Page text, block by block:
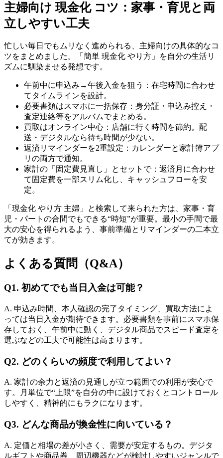
主婦向け 現金化 コツ：家事・育児と両
立しやすい工夫
忙しい毎日でもムリなく進められる、主婦向けの具体的なコ
ツをまとめました。「簡単 現金化 やり方」を自分の生活リ
ズムに馴染ませる発想です。
午前中に申込み→午後入金を狙う：在宅時間に合わせ
てタイムラインを設計。
必要書類はスマホに一括保存：身分証・申込み控え・
査定連絡等をアルバムでまとめる。
買取はオンライン中心：店舗に行く時間を節約。配
送・デジタルなら待ち時間が少ない。
返済リマインダーを2重設定：カレンダーと家計簿アプ
リの両方で通知。
家計の「固定費見直し」とセットで：返済月に合わせ
て固定費を一部スリム化し、キャッシュフローを安
定。
「現金化 やり方 主婦」と検索して来られた方は、家事・育
児・パートの合間でもできる“時短”が重要。最小の手間で最
大の安心を得られるよう、事前準備とリマインダーの二本立
てが効きます。
よくある質問（Q&A）
Q1. 初めてでも当日入金は可能？
A. 申込み時間、本人確認の完了タイミング、買取方法によ
っては当日入金が期待できます。必要書類を事前にスマホ保
存しておく、午前中に動く、デジタル商品でスピード査定を
選ぶなどの工夫で可能性は高まります。
Q2. どのくらいの頻度で利用してよい？
A. 家計の余力と返済の見通しが立つ範囲での利用が安心で
す。月単位で“上限”を自分の中に設けておくとコントロール
しやすく、精神的にもラクになります。
Q3. どんな商品が換金性に向いている？
A. 定価と相場の差が小さく、需要が安定するもの。デジタ
ルギフトや商品券、周辺機器などが検討しやすいジャンルで